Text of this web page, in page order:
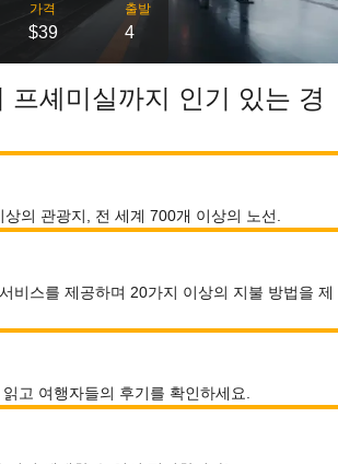
가격
$39
출발
4
프셰미실까지 인기 있는 경
의 관광지, 전 세계 700개 이상의 노선.
비스를 제공하며 20가지 이상의 지불 방법을 제
읽고 여행자들의 후기를 확인하세요.